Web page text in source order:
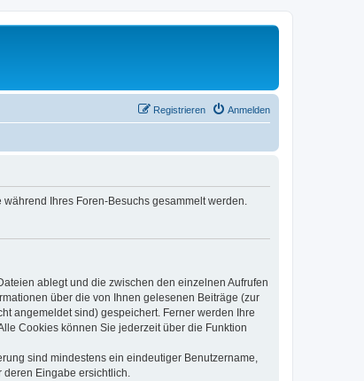
Anmelden
Registrieren
während Ihres Foren-Besuchs gesammelt werden.
ablegt und die zwischen den einzelnen Aufrufen
über die von Ihnen gelesenen Beiträge (zur
angemeldet sind) gespeichert. Ferner werden Ihre
Cookies können Sie jederzeit über die Funktion
sind mindestens ein eindeutiger Benutzername,
deren Eingabe ersichtlich.